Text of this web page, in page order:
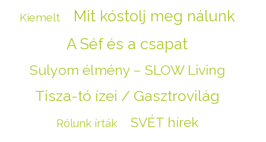
Kiemelt
Mit kóstolj meg nálunk
A Séf és a csapat
Sulyom élmény – SLOW Living
Tisza-tó ízei / Gasztrovilág
Rólunk írták SVÉT hírek